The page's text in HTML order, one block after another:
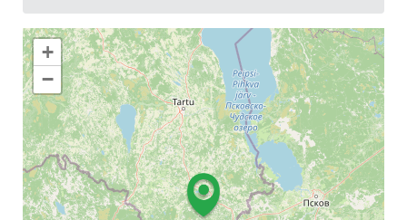
+
−